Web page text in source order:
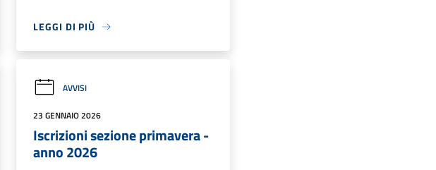
LEGGI DI PIÙ
AVVISI
23 GENNAIO 2026
Iscrizioni sezione primavera -
anno 2026